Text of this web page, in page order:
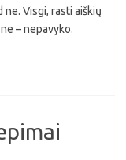
Visgi, rasti aiškių
– nepavyko.